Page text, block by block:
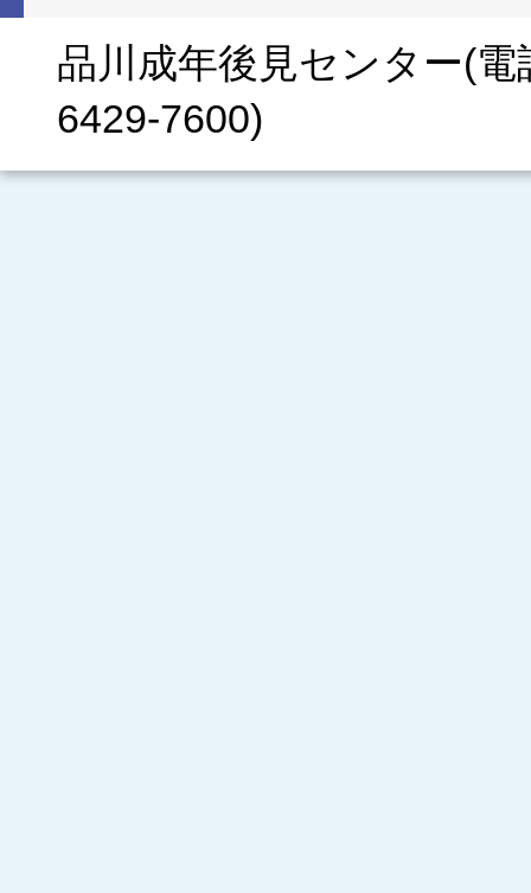
品川成年後見センター(
6429-7600)